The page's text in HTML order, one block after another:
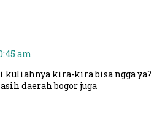
am
kuliahnya kira-kira bisa ngga ya?
daerah bogor juga